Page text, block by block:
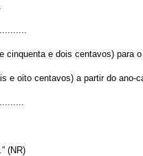
e dois centavos) para
e oito centavos) a partir do ano-
(NR)